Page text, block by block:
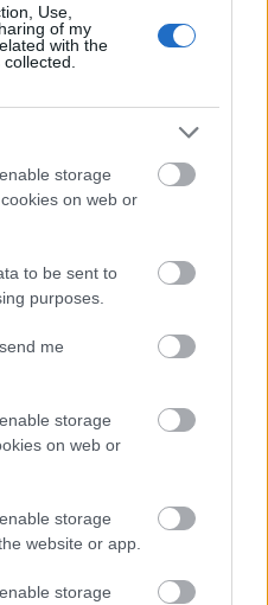
Use,
of my
with the
storage
on web or
to be sent to
purposes.
me
storage
on web or
storage
website or app.
storage
” terhelné, amiért a
az igazságtétel, ki kell
nagymértékben
börtön után sem a
ben lefektetett
megőrzése
József miniszterelnököt
elnököt is.
megbízatása alatt
egészen biztosan
menekült- vagy
szemben, ahogyan a
polgártársak
csak egy pazar könyvtár,
úti emléklakásban
tárni. Mi ezzel